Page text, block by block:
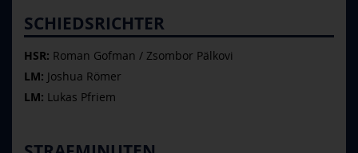
SCHIEDSRICHTER
HSR: Roman Gofman / Zsombor Pälkovi
LM: Joshua Römer
LM: Lukas Pfriem